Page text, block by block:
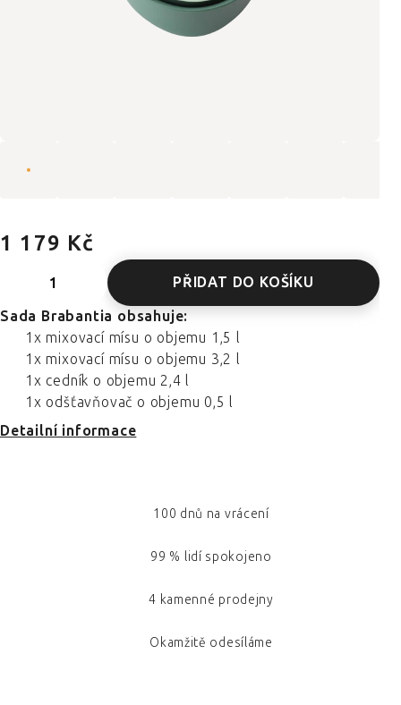
1 179 Kč
PŘIDAT DO KOŠÍKU
Sada Brabantia obsahuje:
1x mixovací mísu o objemu 1,5 l
1x mixovací mísu o objemu 3,2 l
1x cedník o objemu 2,4 l
1x odšťavňovač o objemu 0,5 l
Detailní informace
100 dnů na vrácení
99 % lidí spokojeno
4 kamenné prodejny
Okamžitě odesíláme